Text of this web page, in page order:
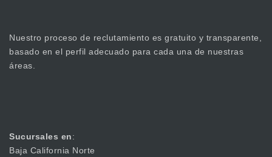
Nuestro proceso de reclutamiento es gratuito y transparente,
basado en el perfil adecuado para cada una de nuestras
áreas.
Sucursales en:
Baja California Norte